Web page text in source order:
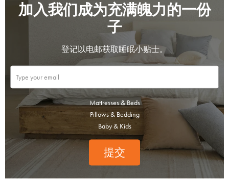
加入我们成为充满魄力的一份
子
登记以电邮获取睡眠小贴士。
Mattresses & Beds
Pillows & Bedding
Baby & Kids
提交